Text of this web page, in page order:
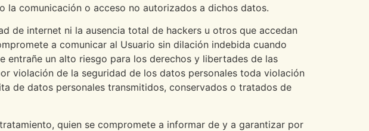
comunicación o acceso no autorizados a dichos datos.
de internet ni la ausencia total de hackers u otros que accedan
a comunicar al Usuario sin dilación indebida cuando
entrañe un alto riesgo para los derechos y libertades de las
violación de la seguridad de los datos personales toda violación
de datos personales transmitidos, conservados o tratados de
quien se compromete a informar de y a garantizar por